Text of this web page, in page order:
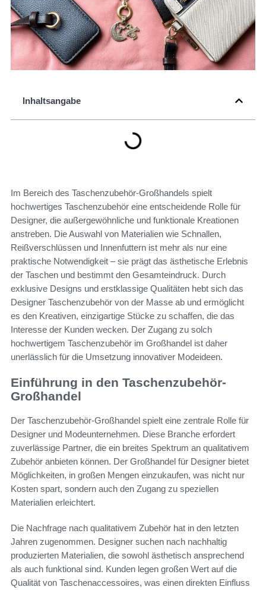
Inhaltsangabe
Im Bereich des Taschenzubehör-Großhandels spielt
hochwertiges Taschenzubehör eine entscheidende Rolle für
Designer, die außergewöhnliche und funktionale Kreationen
anstreben. Die Auswahl von Materialien wie Schnallen,
Reißverschlüssen und Innenfuttern ist mehr als nur eine
praktische Notwendigkeit – sie prägt das ästhetische Erlebnis
der Taschen und bestimmt den Gesamteindruck. Durch
exklusive Designs und erstklassige Qualitäten hebt sich das
Designer Taschenzubehör von der Masse ab und ermöglicht
es den Kreativen, einzigartige Stücke zu schaffen, die das
Interesse der Kunden wecken. Der Zugang zu solch
hochwertigem Taschenzubehör im Großhandel ist daher
unerlässlich für die Umsetzung innovativer Modeideen.
Einführung in den Taschenzubehör-
Großhandel
Der Taschenzubehör-Großhandel spielt eine zentrale Rolle für
Designer und Modeunternehmen. Diese Branche erfordert
zuverlässige Partner, die ein breites Spektrum an qualitativem
Zubehör anbieten können. Der Großhandel für Designer bietet
Möglichkeiten, in großen Mengen einzukaufen, was nicht nur
Kosten spart, sondern auch den Zugang zu speziellen
Materialien erleichtert.
Die Nachfrage nach qualitativem Zubehör hat in den letzten
Jahren zugenommen. Designer suchen nach nachhaltig
produzierten Materialien, die sowohl ästhetisch ansprechend
als auch funktional sind. Kunden legen großen Wert auf die
Qualität von Taschenaccessoires, was einen direkten Einfluss